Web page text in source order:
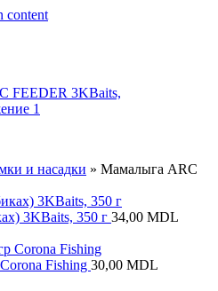
content
и насадки » Мамалыга ARC
3KBaits, 350 г 34,00 MDL
Fishing 30,00 MDL